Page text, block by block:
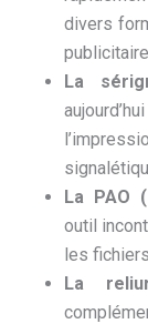
divers
La
La PAO
outil
les
La